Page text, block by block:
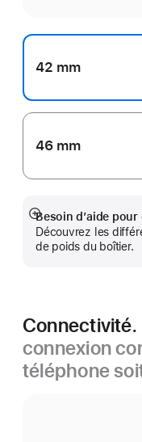
42 mm
46 mm
Besoin d’aide
Découvrez les
de poids du boîtier.
Afficher
plus
Connectivité.
connexion
téléphone